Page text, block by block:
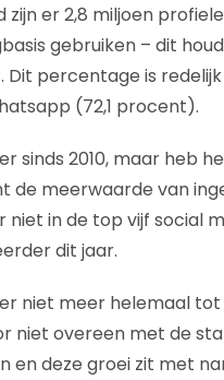
zijn er 2,8 miljoen
gebruiken – dit
percentage is
(72,1 procent).
sinds 2010, maar heb
de meerwaarde van
niet in de top vijf social
dit jaar.
niet meer helemaal
niet overeen met de
en deze groei zit met